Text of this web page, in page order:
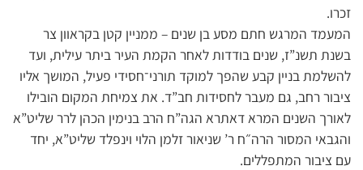
זכרו.
המעמד המרגש חתם מסע בן שנים – ממניין קטן בקראוון צר
בשנת תשנ”ז, שנים בודדות לאחר הקמת העיר ביתר עילית, ועד
להשלמת בניין קבע שהפך למוקד תורני־חסידי פעיל, המושך אליו
ציבור רחב, גם מעבר לחסידות חב”ד. את צמיחת המקום הובילו
לאורך השנים המרא דאתרא הגה”ח הרב בנימין הכהן לרר שליט”א
והגבאי המסור הרה״ח ר’ שניאור זלמן הלוי וינפלד שליט”א, יחד
עם ציבור המתפללים.